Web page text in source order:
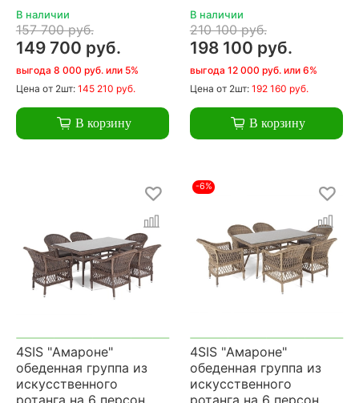
В наличии
157 700 руб.
149 700 руб.
выгода 8 000 руб. или 5%
Цена от 2шт: 145 210 руб.
В корзину
В наличии
210 100 руб.
198 100 руб.
выгода 12 000 руб. или 6%
Цена от 2шт: 192 160 руб.
В корзину
4SIS "Амароне"
обеденная группа из
искусственного
ротанга на 6 персон,
-6%
4SIS "Амароне"
обеденная группа из
искусственного
ротанга на 6 персон,